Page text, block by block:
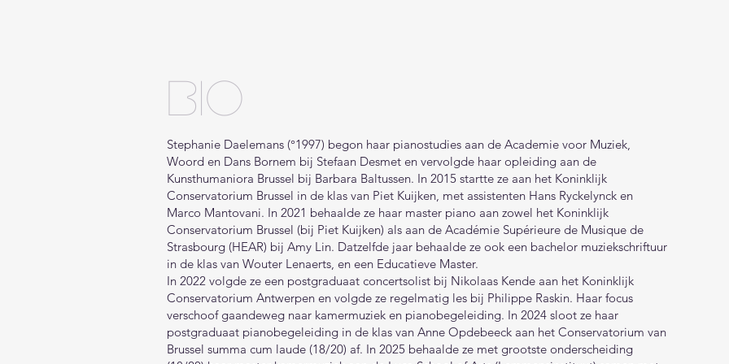
Bio
Stephanie Daelemans (°1997) begon haar pianostudies aan de Academie voor Muziek,
Woord en Dans Bornem bij Stefaan Desmet en vervolgde haar opleiding aan de
Kunsthumaniora Brussel bij Barbara Baltussen. In 2015 startte ze aan het Koninklijk
Conservatorium Brussel in de klas van Piet Kuijken, met assistenten Hans Ryckelynck en
Marco Mantovani. In 2021 behaalde ze haar master piano aan zowel het Koninklijk
Conservatorium Brussel (bij Piet Kuijken) als aan de Académie Supérieure de Musique de
Strasbourg (HEAR) bij Amy Lin. Datzelfde jaar behaalde ze ook een bachelor muziekschriftuur
in de klas van Wouter Lenaerts, en een Educatieve Master.
In 2022 volgde ze een postgraduaat concertsolist bij Nikolaas Kende aan het Koninklijk
Conservatorium Antwerpen en volgde ze regelmatig les bij Philippe Raskin. Haar focus
verschoof gaandeweg naar kamermuziek en pianobegeleiding. In 2024 sloot ze haar
postgraduaat pianobegeleiding in de klas van Anne Opdebeeck aan het Conservatorium van
Brussel summa cum laude (18/20) af. In 2025 behaalde ze met grootste onderscheiding